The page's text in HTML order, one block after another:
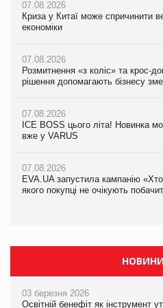
07.08.2026
Криза у Китаї може спричинити
економіки
07.08.2026
Розмитнення «з коліс» та крос-
рішення допомагають бізнесу
07.08.2026
ICE BOSS цього літа! Новинка
вже у VARUS
07.08.2026
EVA.UA запустила кампанію
якого покупці не очікують
07.08.2026
Криза у Китаї може спричинити
економіки
07.08.2026
Розмитнення «з коліс» та крос-
рішення допомагають бізнесу
07.08.2026
ICE BOSS цього літа! Новинка
вже у VARUS
07.08.2026
EVA.UA запустила кампанію
якого покупці не очікують
07.08.2026
Криза у Китаї може спричинити
економіки
07.08.2026
Kraft Heinz скоротила збиток у
Продажі Hugo Boss впали на 9%
НОВИНИ
03 березня 2026
Освітній бенефіт як інструмент